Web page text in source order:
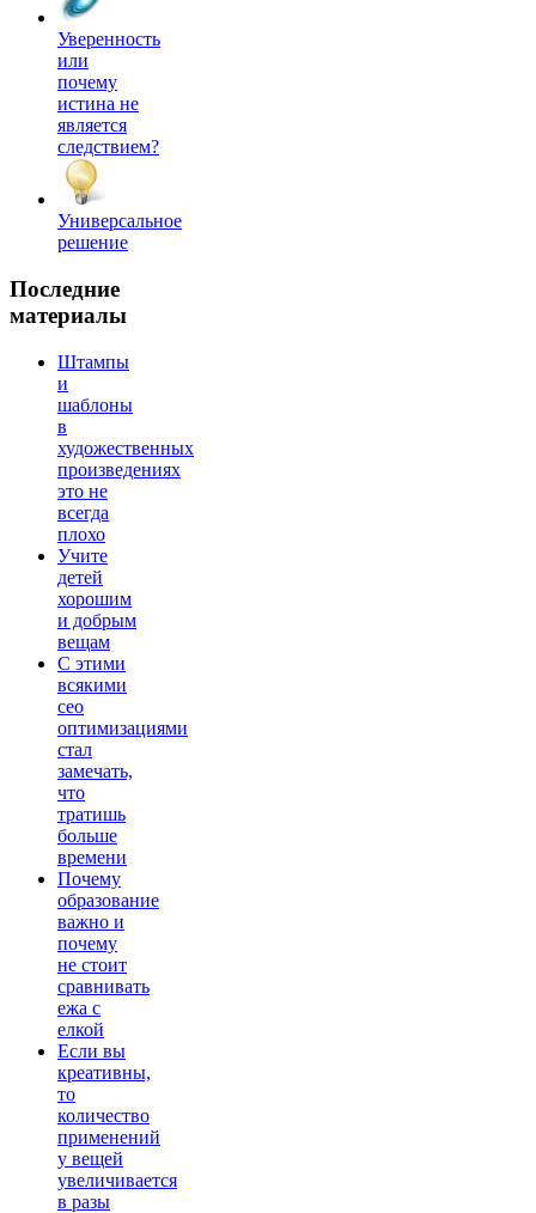
Уверенность
или
почему
истина не
является
следствием?
Универсальное
решение
Последние
материалы
Штампы
и
шаблоны
в
художественных
произведениях
это не
всегда
плохо
Учите
детей
хорошим
и добрым
вещам
С этими
всякими
сео
оптимизациями
стал
замечать,
что
тратишь
больше
времени
Почему
образование
важно и
почему
не стоит
сравнивать
ежа с
елкой
Если вы
креативны,
то
количество
применений
у вещей
увеличивается
в разы